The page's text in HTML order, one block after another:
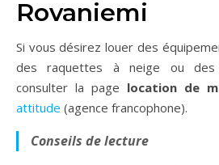
Rovaniemi
Si vous désirez louer des
des raquettes à neige ou des
consulter la page location de
attitude (agence francophone).
Conseils de lecture